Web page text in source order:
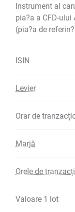
Instrument al
pia?a a CFD-
(pia?a de
ISIN
Levier
Orar de
Marjă
Orele de
Valoare 1 lot